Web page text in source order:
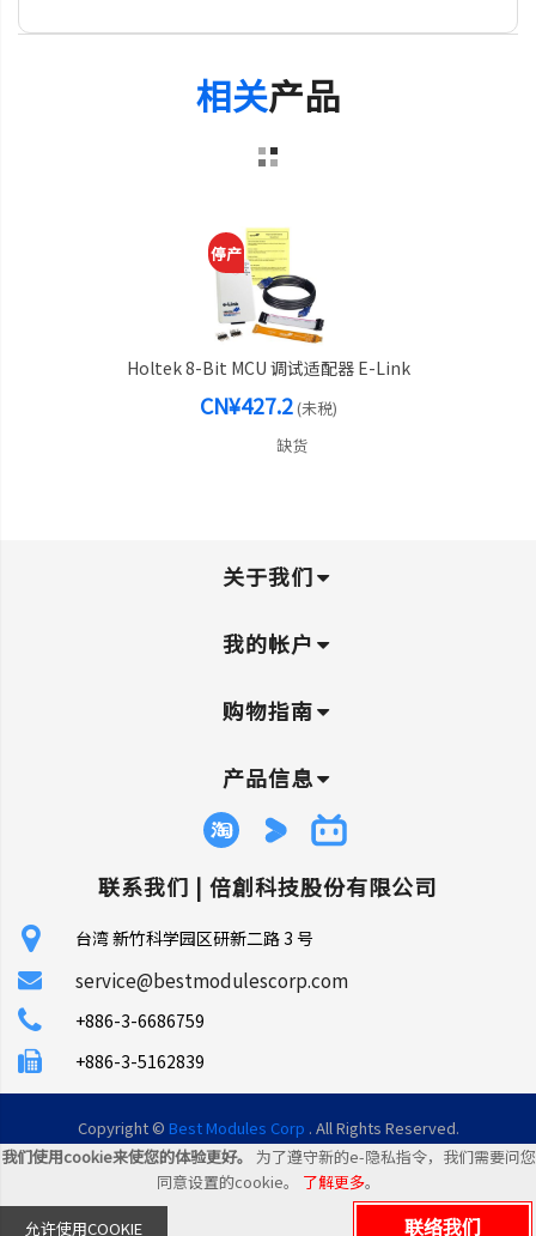
我们使用cookie来使您的体验更好。 为了遵守新的e-隐私指令，我们需要问您
同意设置的cookie。 了解更多。
允许使用COOKIE
相关产品
停产
Holtek 8-Bit MCU 调试适配器 E-Link
CN¥427.2(未税)
缺货
关于我们
我的帐户
购物指南
产品信息
联系我们 | 倍創科技股份有限公司
台湾 新竹科学园区研新二路 3 号
service@bestmodulescorp.com
+886-3-6686759
+886-3-5162839
Copyright © Best Modules Corp . All Rights Reserved.
| 网站地图
联络我们